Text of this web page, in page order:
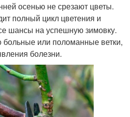
осенью не срезают цветы.
полный цикл цветения и
шансы на успешную зимовку.
больные или поломанные ветки,
болезни.